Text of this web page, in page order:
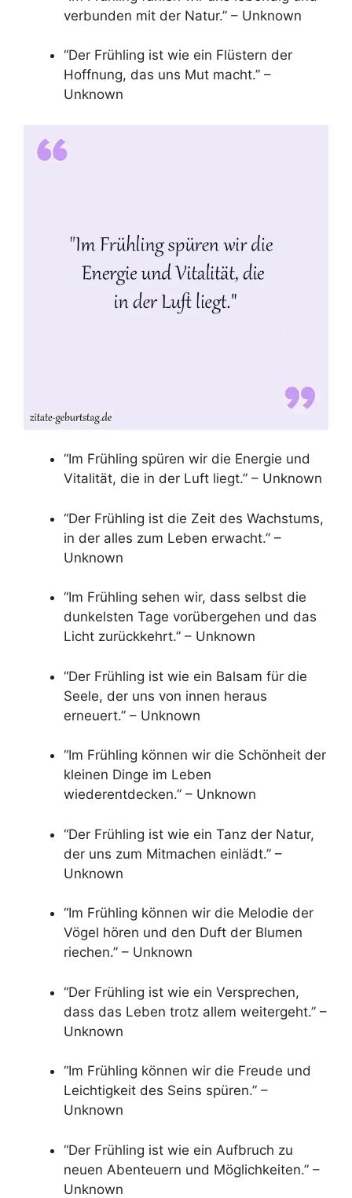
verbunden mit der Natur.” – Unknown
“Der Frühling ist wie ein Flüstern der
Hoffnung, das uns Mut macht.” –
Unknown
“Im Frühling spüren wir die Energie und
Vitalität, die in der Luft liegt.” – Unknown
“Der Frühling ist die Zeit des Wachstums,
in der alles zum Leben erwacht.” –
Unknown
“Im Frühling sehen wir, dass selbst die
dunkelsten Tage vorübergehen und das
Licht zurückkehrt.” – Unknown
“Der Frühling ist wie ein Balsam für die
Seele, der uns von innen heraus
erneuert.” – Unknown
“Im Frühling können wir die Schönheit der
kleinen Dinge im Leben
wiederentdecken.” – Unknown
“Der Frühling ist wie ein Tanz der Natur,
der uns zum Mitmachen einlädt.” –
Unknown
“Im Frühling können wir die Melodie der
Vögel hören und den Duft der Blumen
riechen.” – Unknown
“Der Frühling ist wie ein Versprechen,
dass das Leben trotz allem weitergeht.” –
Unknown
“Im Frühling können wir die Freude und
Leichtigkeit des Seins spüren.” –
Unknown
“Der Frühling ist wie ein Aufbruch zu
neuen Abenteuern und Möglichkeiten.” –
Unknown